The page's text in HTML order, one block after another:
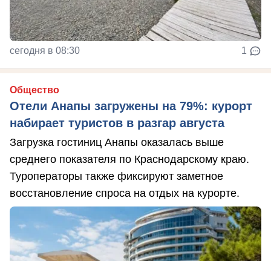
сегодня в 08:30 1
Общество
Отели Анапы загружены на 79%: курорт
набирает туристов в разгар августа
Загрузка гостиниц Анапы оказалась выше
среднего показателя по Краснодарскому краю.
Туроператоры также фиксируют заметное
восстановление спроса на отдых на курорте.